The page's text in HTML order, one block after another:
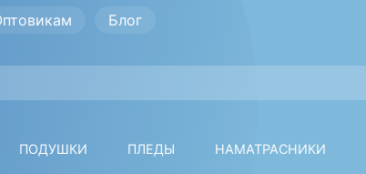
Блог
ПОДУШКИ ПЛЕДЫ НАМАТРАСНИКИ